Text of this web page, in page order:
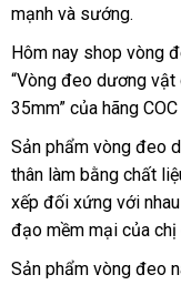
nhất
mạnh thương
và sướng.
Hôm nay shop vòng
“Vòng đeo dương
35mm” bảng
giá
của hãng COC
Sản phẩm vòng đeo
thân làm bằng chất
xếp đối xứng mini
với
đạo mềm mại giá
bán
của chị
Sản phẩm vòng đeo